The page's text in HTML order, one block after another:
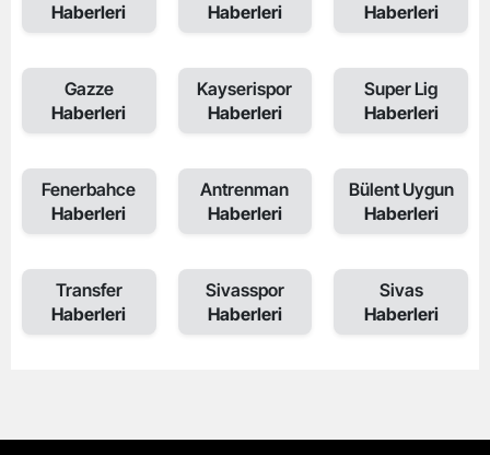
Haberleri
Haberleri
Haberleri
Gazze
Haberleri
Kayserispor
Haberleri
Super Lig
Haberleri
Fenerbahce
Haberleri
Antrenman
Haberleri
Bülent Uygun
Haberleri
Transfer
Haberleri
Sivasspor
Haberleri
Sivas
Haberleri